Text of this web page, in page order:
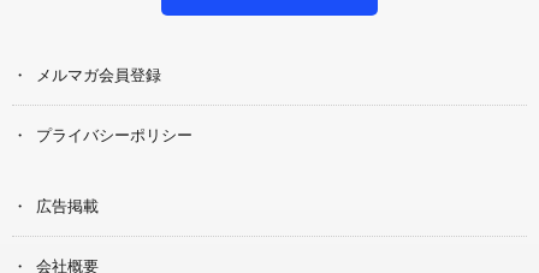
メルマガ会員登録
プライバシーポリシー
広告掲載
会社概要